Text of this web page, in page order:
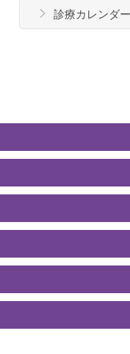
診療カレンダ